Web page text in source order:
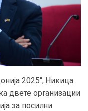
2025“, Никица
двете организации
за посилни